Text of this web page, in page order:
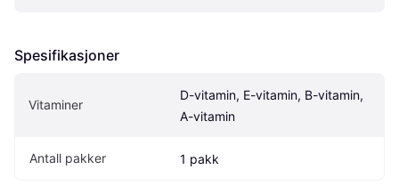
Spesifikasjoner
Vitaminer
D-vitamin, E-vitamin, B-vitamin,
A-vitamin
Antall pakker 1 pakk